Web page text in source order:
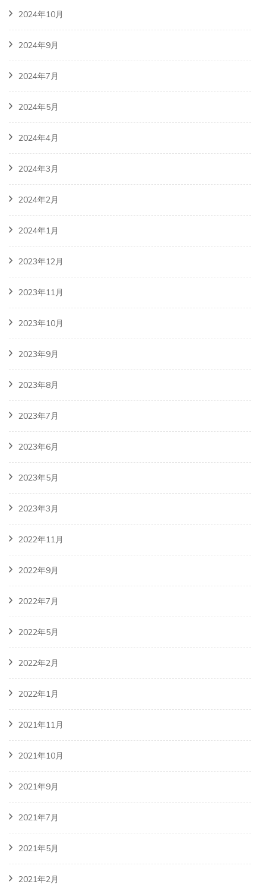
2024年10月
2024年9月
2024年7月
2024年5月
2024年4月
2024年3月
2024年2月
2024年1月
2023年12月
2023年11月
2023年10月
2023年9月
2023年8月
2023年7月
2023年6月
2023年5月
2023年3月
2022年11月
2022年9月
2022年7月
2022年5月
2022年2月
2022年1月
2021年11月
2021年10月
2021年9月
2021年7月
2021年5月
2021年2月